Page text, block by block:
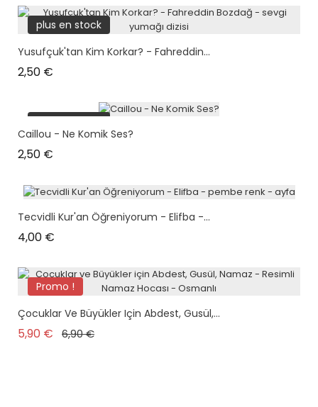
plus en stock
Yusufçuk'tan Kim Korkar? - Fahreddin...
2,50 €
plus en stock
Caillou - Ne Komik Ses?
2,50 €
Tecvidli Kur'an Öğreniyorum - Elifba -...
4,00 €
Promo !
Çocuklar Ve Büyükler Için Abdest, Gusül,...
5,90 € Prix de base
6,90 €Prix